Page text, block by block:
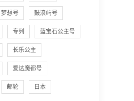
梦想号 鼓浪屿号
专列 蓝宝石公主号
长乐公主
爱达魔都号
邮轮 日本